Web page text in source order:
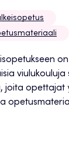
viulukouluja
joita opettajat